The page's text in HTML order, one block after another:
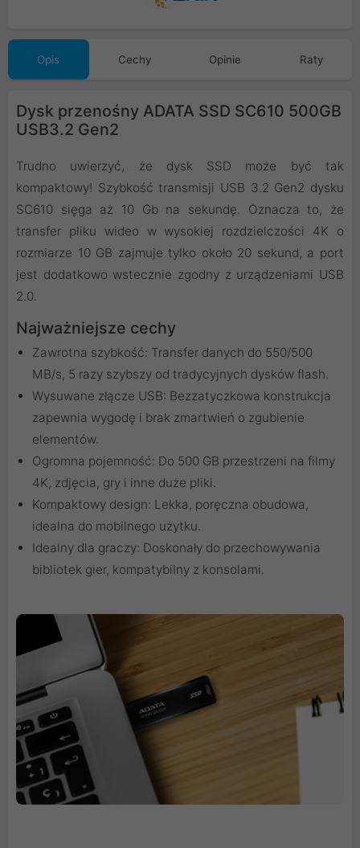
Opis Cechy Opinie Raty
Dysk przenośny ADATA SSD SC610 500GB
USB3.2 Gen2
Trudno uwierzyć, że dysk SSD może być tak
kompaktowy! Szybkość transmisji USB 3.2 Gen2 dysku
SC610 sięga aż 10 Gb na sekundę. Oznacza to, że
transfer pliku wideo w wysokiej rozdzielczości 4K o
rozmiarze 10 GB zajmuje tylko około 20 sekund, a port
jest dodatkowo wstecznie zgodny z urządzeniami USB
2.0.
Najważniejsze cechy
Zawrotna szybkość: Transfer danych do 550/500
MB/s, 5 razy szybszy od tradycyjnych dysków flash.
Wysuwane złącze USB: Bezzatyczkowa konstrukcja
zapewnia wygodę i brak zmartwień o zgubienie
elementów.
Ogromna pojemność: Do 500 GB przestrzeni na filmy
4K, zdjęcia, gry i inne duże pliki.
Kompaktowy design: Lekka, poręczna obudowa,
idealna do mobilnego użytku.
Idealny dla graczy: Doskonały do przechowywania
bibliotek gier, kompatybilny z konsolami.